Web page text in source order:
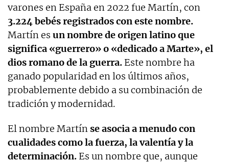
varones en España en 2022 fue Martín, con
3.224 bebés registrados con este nombre.
Martín es un nombre de origen latino que
significa «guerrero» o «dedicado a Marte», el
dios romano de la guerra. Este nombre ha
ganado popularidad en los últimos años,
probablemente debido a su combinación de
tradición y modernidad.
El nombre Martínse asocia a menudo con
cualidades como la fuerza, la valentía y la
determinación. Es un nombre que, aunque